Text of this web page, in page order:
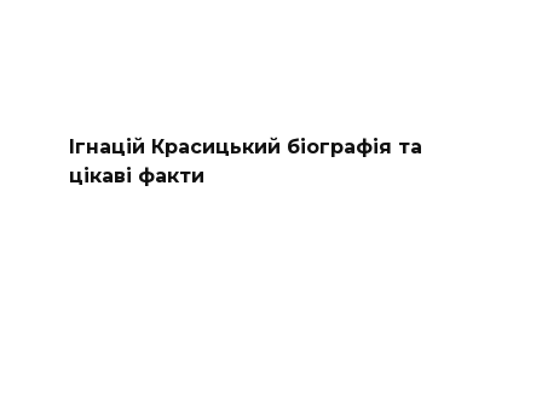
Ігнацій Красицький біографія та
цікаві факти